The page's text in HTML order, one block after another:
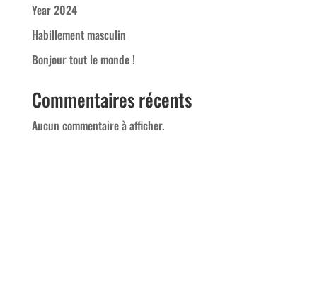
Year 2024
Habillement masculin
Bonjour tout le monde !
Commentaires récents
Aucun commentaire à afficher.